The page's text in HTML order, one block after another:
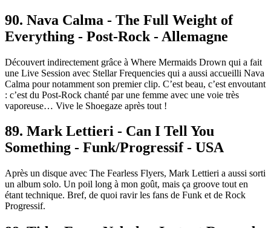
90. Nava Calma - The Full Weight of
Everything - Post-Rock - Allemagne
Découvert indirectement grâce à Where Mermaids Drown qui a fait
une Live Session avec Stellar Frequencies qui a aussi accueilli Nava
Calma pour notamment son premier clip. C’est beau, c’est envoutant
: c’est du Post-Rock chanté par une femme avec une voie très
vaporeuse… Vive le Shoegaze après tout !
89. Mark Lettieri - Can I Tell You
Something - Funk/Progressif - USA
Après un disque avec The Fearless Flyers, Mark Lettieri a aussi sorti
un album solo. Un poil long à mon goût, mais ça groove tout en
étant technique. Bref, de quoi ravir les fans de Funk et de Rock
Progressif.